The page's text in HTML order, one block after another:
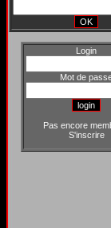
Login
Mot de
Pas encore
S'inscrire